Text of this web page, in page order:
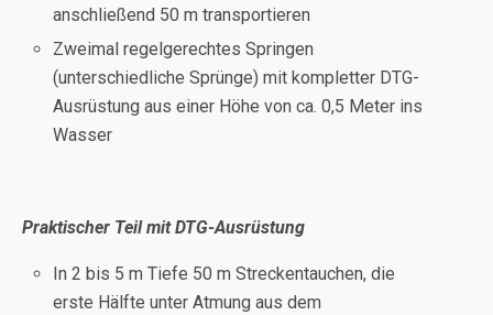
anschließend 50 m transportieren
Zweimal regelgerechtes Springen
(unterschiedliche Sprünge) mit kompletter DTG-
Ausrüstung aus einer Höhe von ca. 0,5 Meter ins
Wasser
Praktischer Teil mit DTG-Ausrüstung
In 2 bis 5 m Tiefe 50 m Streckentauchen, die
erste Hälfte unter Atmung aus dem